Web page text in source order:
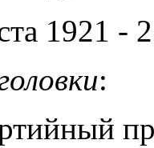
1921
: